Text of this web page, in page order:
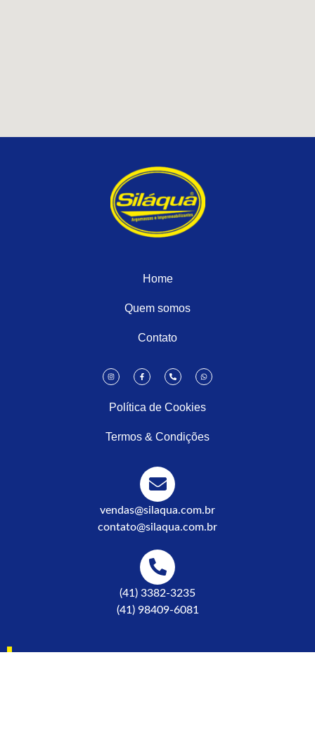
Home
Quem somos
Contato
Política de Cookies
Termos & Condições
vendas@silaqua.com.br
contato@silaqua.com.br
(41) 3382-3235
(41) 98409-6081